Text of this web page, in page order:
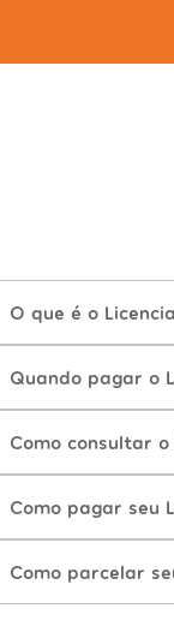
O que é o
Quando pagar o
Como consultar
Como pagar seu
Como parcelar